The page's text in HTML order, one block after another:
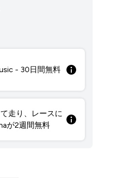
- 30日間無料
走り、レースに
が2週間無料